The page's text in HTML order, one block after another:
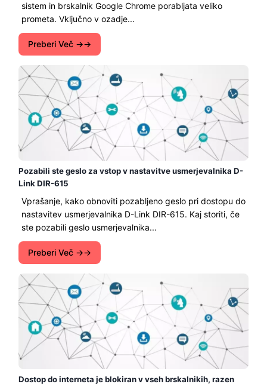
sistem in brskalnik Google Chrome porabljata veliko
prometa. Vključno v ozadje...
Preberi Več →
Pozabili ste geslo za vstop v nastavitve usmerjevalnika D-
Link DIR-615
Vprašanje, kako obnoviti pozabljeno geslo pri dostopu do
nastavitev usmerjevalnika D-Link DIR-615. Kaj storiti, če
ste pozabili geslo usmerjevalnika...
Preberi Več →
Dostop do interneta je blokiran v vseh brskalnikih, razen